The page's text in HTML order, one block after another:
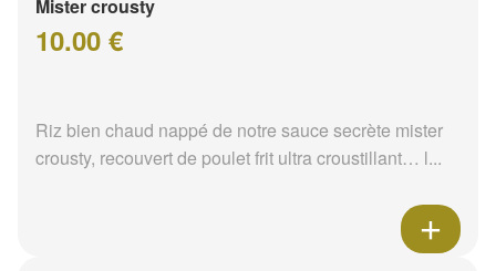
Mister crousty
10.00 €
Riz bien chaud nappé de notre sauce secrète mister
crousty, recouvert de poulet frit ultra croustillant… l...